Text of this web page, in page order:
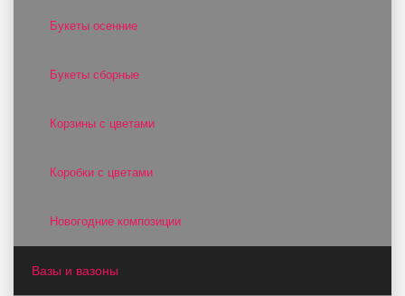
Букеты осенние
Букеты сборные
Корзины с цветами
Коробки с цветами
Новогодние композиции
Вазы и вазоны